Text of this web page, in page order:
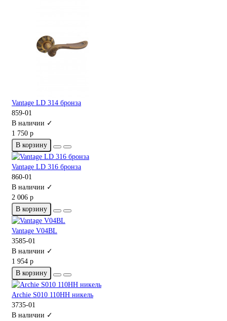
Vantage LD 314 бронза
859-01
В наличии ✓
1 750 р
В корзину
Vantage LD 316 бронза
860-01
В наличии ✓
2 006 р
В корзину
Vantage V04BL
3585-01
В наличии ✓
1 954 р
В корзину
Archie S010 110HH никель
3735-01
В наличии ✓